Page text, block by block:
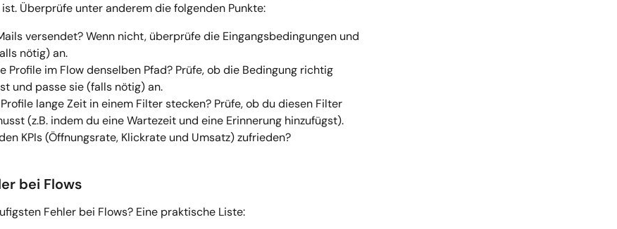
Überprüfe unter anderem die folgenden Punkte:
versendet? Wenn nicht, überprüfe die Eingangsbedingungen und
nötig) an.
Profile im Flow denselben Pfad? Prüfe, ob die Bedingung richtig
und passe sie (falls nötig) an.
lange Zeit in einem Filter stecken? Prüfe, ob du diesen Filter
(z.B. indem du eine Wartezeit und eine Erinnerung hinzufügst).
KPIs (Öffnungsrate, Klickrate und Umsatz) zufrieden?
bei Flows
Fehler bei Flows? Eine praktische Liste: